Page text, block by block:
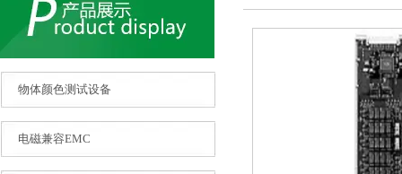
物体颜色测试设备
电磁兼容EMC